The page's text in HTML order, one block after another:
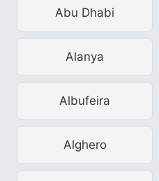
Abu Dhabi
Alanya
Albufeira
Alghero